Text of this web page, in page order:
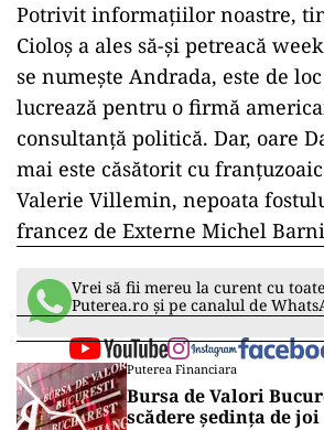
Potrivit informațiilor noastre,
Cioloș a ales să-și petreacă
se numește Andrada, este de
lucrează pentru o firmă
consultanță politică. Dar, oare
mai este căsătorit cu
Valerie Villemin, nepoata
francez de Externe Michel
Vrei să fii mereu la curent cu
Puterea.ro și pe canalul de
Puterea Financiara
Bursa de Valori
scădere ședința de joi